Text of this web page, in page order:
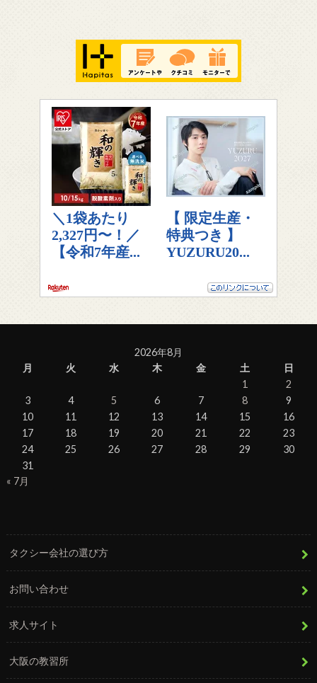
2026年8月
月
火 水 木 金 土
日
1
2
3
4 5 6 7 8
9
10
11 12 13 14 15
16
17
18 19 20 21 22
23
24
25 26 27 28 29
30
31
« 7月
タクシー会社の選び方
お問い合わせ
求人サイト
大阪の教習所